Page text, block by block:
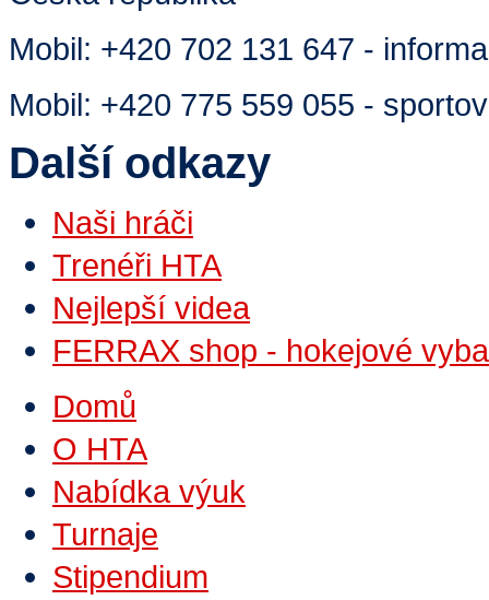
Mobil: +420 702 131 647 -
Mobil: +420 775 559 055 -
Další odkazy
Naši hráči
Trenéři HTA
Nejlepší videa
FERRAX shop - hokejové
Domů
O HTA
Nabídka výuk
Turnaje
Stipendium